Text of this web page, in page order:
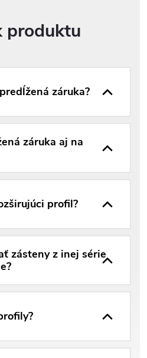
produktu
záruka?
záruka aj na
profil?
zásteny z inej série